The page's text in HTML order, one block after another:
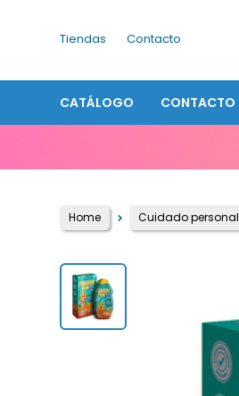
CATÁLOGO CONTACTO
Tiendas Contacto
Home Cuidado personal